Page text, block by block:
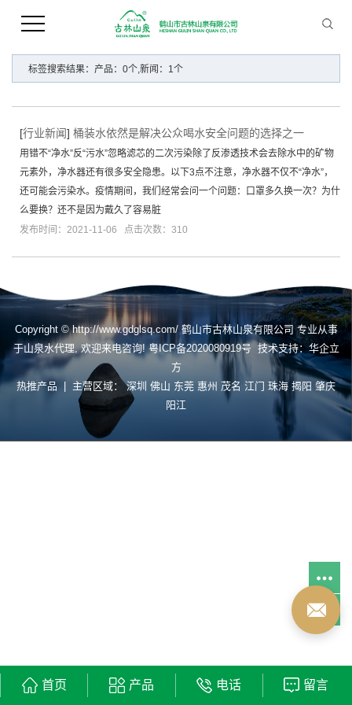
您当前的位置 ： 首 页>> 标签搜索
标签搜索结果：产品：0个,新闻：1个
[行业新闻] 桶装水依然是解决公众喝水安全问题的选择之一
用错不“净水”反“污水”忽略滤芯的二次污染除了反渗透技术会去除水中的矿物
元素外，净水器还有很多安全隐患。以下3点不注意，净水器不仅不“净水”，
还可能会污染水。疫情期间，我们经常会问一个问题：口罩多久换一次？为什
么要换？还不是因为戴久了容易脏
发布时间：2021-11-06 点击次数：310
Copyright © http://www.gdglsq.com/ 鹤山市古林山泉有限公司 专业从事
于山泉水代理, 欢迎来电咨询!粤ICP备2020080919号技术支持：华企立
方
热推产品 | 主营区域：深圳 佛山 东莞 惠州 茂名 江门 珠海 揭阳 肇庆
阳江
首页 产品 电话 留言